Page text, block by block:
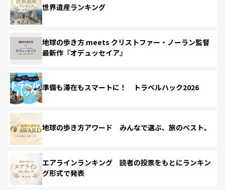
世界遺産ランキング
地球の歩き方 meets クリストファー・ノーラン監督
最新作『オデュッセイア』
準備も滞在もスマートに！ トラベルハック2026
地球の歩き方アワード みんなで選ぶ、旅のベスト。
エアラインランキング 読者の投票をもとにランキン
グ形式で発表